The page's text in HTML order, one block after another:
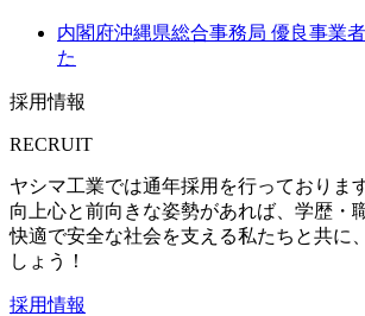
内閣府沖縄県総合事務局 優良事業
た
採用情報
RECRUIT
ヤシマ工業では通年採用を行っております
向上心と前向きな姿勢があれば、学歴・
快適で安全な社会を支える私たちと共に
しょう！
採用情報